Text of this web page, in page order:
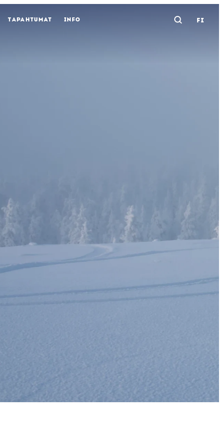
TAPAHTUMAT INFO Avaa
FI